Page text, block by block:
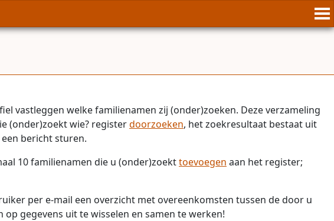
vastleggen welke familienamen zij (onder)zoeken. Deze verzameling
(onder)zoekt wie? registerdoorzoeken, het zoekresultaat bestaat uit
bericht sturen.
10 familienamen die u (onder)zoekttoevoegen aan het register;
per e-mail een overzicht met overeenkomsten tussen de door u
gegevens uit te wisselen en samen te werken!